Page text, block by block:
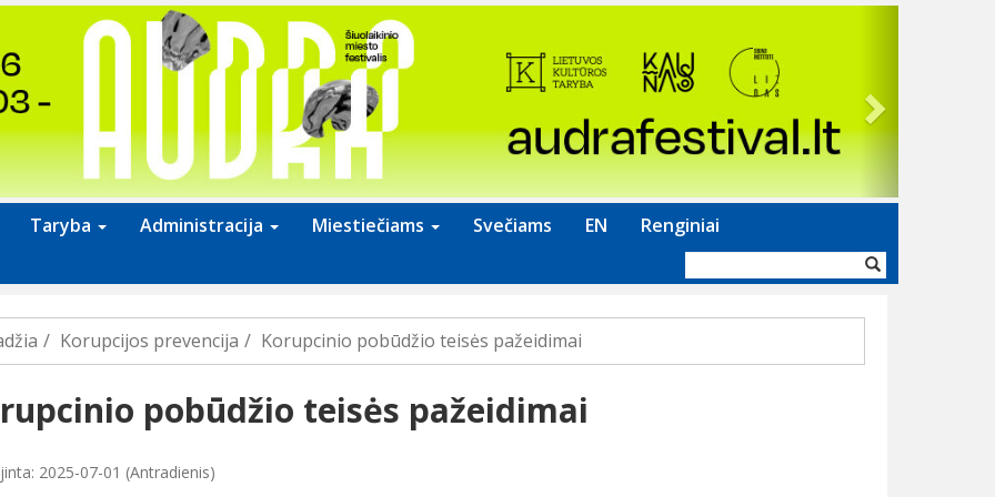
Taryba Administracija Miestiečiams Svečiams EN Renginiai
forma
Korupcijos prevencija Korupcinio pobūdžio teisės pažeidimai
pobūdžio teisės pažeidimai
2025-07-01 (Antradienis)